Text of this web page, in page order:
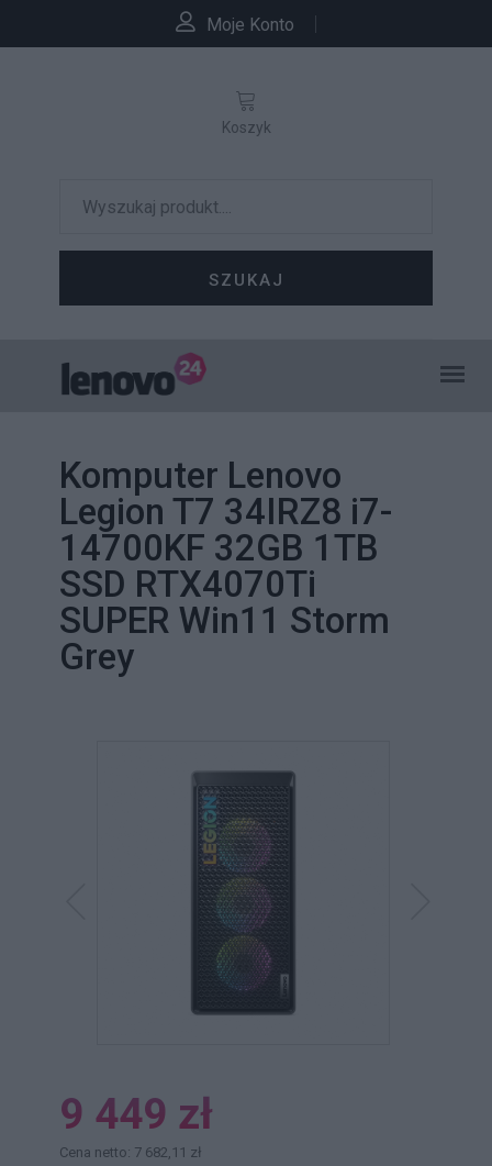
Moje Konto
SZUKAJ
Koszyk
Komputer Lenovo
Legion T7 34IRZ8 i7-
14700KF 32GB 1TB
SSD RTX4070Ti
SUPER Win11 Storm
Grey
9 449 zł
Cena netto: 7 682,11 zł